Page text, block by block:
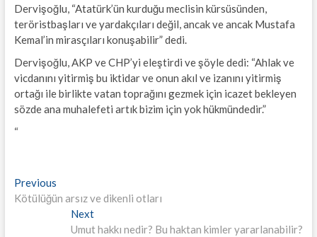
Dervişoğlu, “Atatürk’ün kurduğu meclisin kürsüsünden,
teröristbaşları ve yardakçıları değil, ancak ve ancak Mustafa
Kemal’in mirasçıları konuşabilir” dedi.
Dervişoğlu, AKP ve CHP’yi eleştirdi ve şöyle dedi: “Ahlak ve
vicdanını yitirmiş bu iktidar ve onun akıl ve izanını yitirmiş
ortağı ile birlikte vatan toprağını gezmek için icazet bekleyen
sözde ana muhalefeti artık bizim için yok hükmündedir.”
“
Yazı
gezinmesi
PreviousPrevious
post:
Kötülüğün arsız ve dikenli otları
NextNext
post:
Umut hakkı nedir? Bu haktan kimler yararlanabilir?